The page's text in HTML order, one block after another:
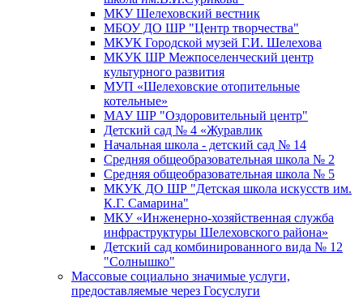
МКУ Шелеховский вестник
МБОУ ДО ШР "Центр творчества"
МКУК Городской музей Г.И. Шелехова
МКУК ШР Межпоселенческий центр
культурного развития
МУП «Шелеховские отопительные
котельные»
МАУ ШР "Оздоровительный центр"
Детский сад № 4 «Журавлик
Начальная школа - детский сад № 14
Средняя общеобразовательная школа № 2
Средняя общеобразовательная школа № 5
МКУК ДО ШР "Детская школа искусств им.
К.Г. Самарина"
МКУ «Инженерно-хозяйственная служба
инфраструктуры Шелеховского района»
Детский сад комбинированного вида № 12
"Солнышко"
Массовые социально значимые услуги,
предоставляемые через Госуслуги